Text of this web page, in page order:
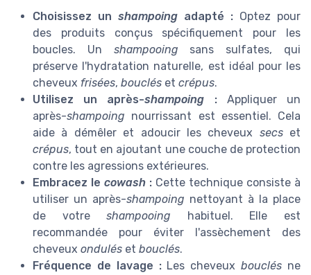
Choisissez un shampoing adapté : Optez pour
des produits conçus spécifiquement pour les
boucles. Un shampooing sans sulfates, qui
préserve l'hydratation naturelle, est idéal pour les
cheveux frisées, bouclés et crépus.
Utilisez un après-shampoing :Appliquer un
après-shampoing nourrissant est essentiel. Cela
aide à démêler et adoucir les cheveux secset
crépus, tout en ajoutant une couche de protection
contre les agressions extérieures.
Embracez le cowash : Cette technique consiste à
utiliser un après-shampoing nettoyant à la place
de votreshampooing habituel. Elle est
recommandée pour éviter l'assèchement des
cheveux ondulés et bouclés.
Fréquence de lavage :Les cheveuxbouclés ne